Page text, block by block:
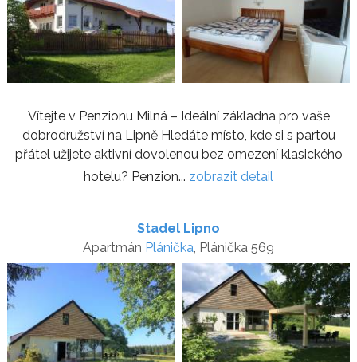
Vítejte v Penzionu Milná – Ideální základna pro vaše
dobrodružství na Lipně Hledáte místo, kde si s partou
přátel užijete aktivní dovolenou bez omezení klasického
hotelu? Penzion... zobrazit detail
Stadel Lipno
Apartmán Plánička , Plánička 569